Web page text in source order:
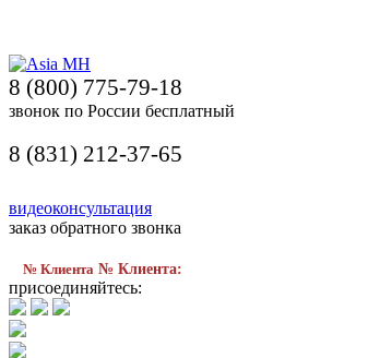
8 (800) 775-79-18
звонок по России бесплатный
8 (831) 212-37-65
видеоконсультация
заказ обратного звонка
№ Клиента № Клиента:
присоединяйтесь: